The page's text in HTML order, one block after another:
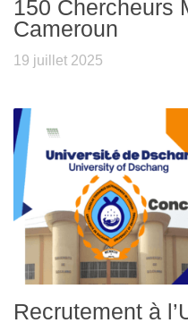
150 Chercheurs
Cameroun
19 juillet 2025
Recrutement à